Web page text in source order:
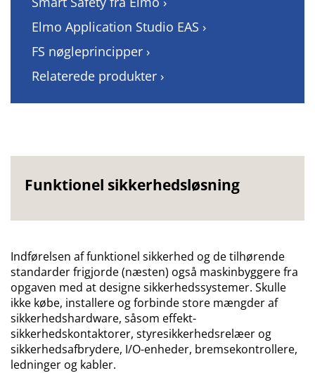
Elmo Application Studio EAS ›
FS nøgleprincipper ›
Relaterede produkter ›
Funktionel sikkerhedsløsning
Indførelsen af funktionel sikkerhed og de tilhørende
standarder frigjorde (næsten) også maskinbyggere fra
opgaven med at designe sikkerhedssystemer. Skulle
ikke købe, installere og forbinde store mængder af
sikkerhedshardware, såsom effekt-
sikkerhedskontaktorer, styresikkerhedsrelæer og
sikkerhedsafbrydere, I/O-enheder, bremsekontrollere,
ledninger og kabler.